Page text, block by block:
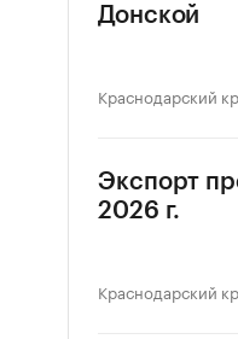
Донской
Краснодарский
Экспорт
2026 г.
Краснодарский